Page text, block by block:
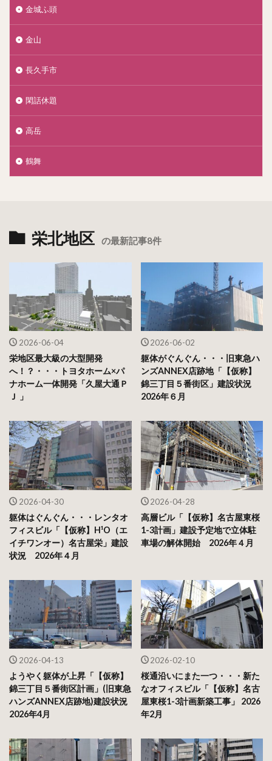
金城ふ頭
金山
長久手市
閑話休題
高岳
鶴舞
栄北地区 の最新記事8件
2026-06-04
栄地区最大級の大型開発
へ！？・・・トヨタホーム×パ
ナホーム一体開発「久屋大通Ｐ
Ｊ 」
2026-06-02
躯体がぐんぐん・・・旧東急ハ
ンズANNEX店跡地「【仮称】
錦三丁目５番街区」建設状況
2026年６月
2026-04-30
躯体はぐんぐん・・・レンタオ
フィスビル「【仮称】H¹O（エ
イチワンオー）名古屋栄」建設
状況 2026年４月
2026-04-28
高層ビル「【仮称】名古屋東桜
1-3計画」建設予定地で立体駐
車場の解体開始 2026年４月
2026-04-13
ようやく躯体が上昇「【仮称】
錦三丁目５番街区計画」(旧東急
ハンズANNEX店跡地)建設状況
2026年4月
2026-02-10
桜通沿いにまた一つ・・・新た
なオフィスビル「【仮称】名古
屋東桜1-3計画新築工事」 2026
年2月